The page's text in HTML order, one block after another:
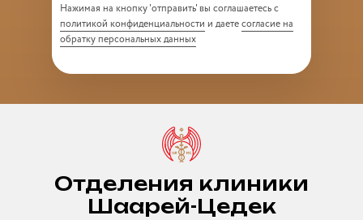
Нажимая на кнопку 'отправить' вы соглашаетесь с
политикой конфиденциальности и даетесогласие на
обратку персональных данных
Отделения клиники
Шаарей-Цедек